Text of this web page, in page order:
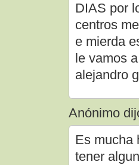
DIAS por
centros
e mierda
le vamos
alejandro
Anónimo
Es mucha
tener